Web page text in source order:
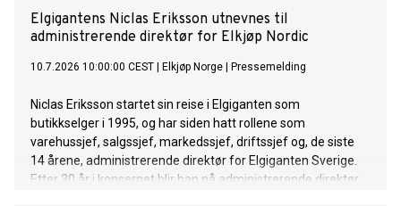
Elgigantens Niclas Eriksson utnevnes til
administrerende direktør for Elkjøp Nordic
10.7.2026 10:00:00 CEST Elkjøp Norge Pressemelding
Niclas Eriksson startet sin reise i Elgiganten som
butikkselger i 1995, og har siden hatt rollene som
varehussjef, salgssjef, markedssjef, driftssjef og, de siste
14 årene, administrerende direktør for Elgiganten Sverige.
Etter 30 år i konsernet blir han nå administrerende direktør